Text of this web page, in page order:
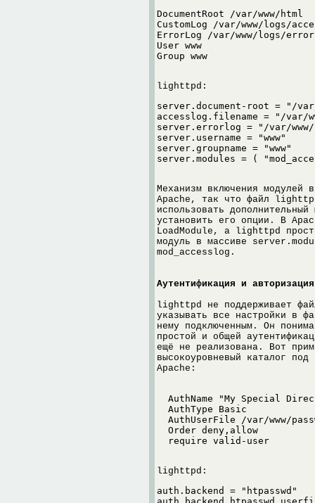
DocumentRoot /var/www/html
CustomLog /var/www/logs/
ErrorLog /var/www/logs/error
User www
Group www
lighttpd:
server.document-root = "/
accesslog.filename = "/var/
server.errorlog = "/var/
server.username = "www"
server.groupname = "www"
Механизм включения
Apache, так что файл
использовать
установить его опции. В
LoadModule, а lighttpd просто
модуль в массиве
mod_accesslog.
Аутентификация и
lighttpd не поддерживает
указывать все настройки
нему подключенным. Он
простой и общей
ещё не реализована. Вот
высокоуровневый каталог
Apache:
AuthName "My Special
  AuthType Basic
AuthUserFile /var/www/
  Order deny,allow
  require valid-user
lighttpd:
auth.backend = "htpasswd"